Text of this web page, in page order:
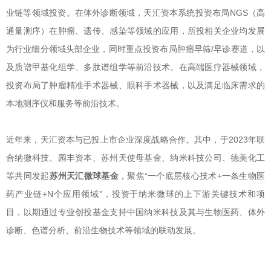
业链等领域投资。在体外诊断领域，天汇资本系统投资布局NGS（高
通量测序）在肿瘤、遗传、感染等领域的应用，所投相关企业均发展
为行业细分领域头部企业，同时重点投资布局肿瘤早筛/早诊赛道，以
及质谱甲基化组学、多肽谱组学等前沿技术。在高端医疗器械领域，
投资布局了肿瘤精准手术器械、眼科手术器械，以及满足临床需求的
本地测序仪和服务等前沿技术。
近年来，天汇资本与已投上市企业深度战略合作。其中，于2023年联
合纳微科技、园丰资本、苏州天使母基金、纳米科技公司、德美化工
等共同发起苏州天汇微球基金，聚焦“一个底层核心技术+一条生物医
药产业链+N个应用领域”，投资于纳米微球的上下游关键技术和项
目，以期通过专业创投基金支持中国纳米科技及其与生物医药、体外
诊断、色谱分析、前沿生物技术等领域的联动发展。